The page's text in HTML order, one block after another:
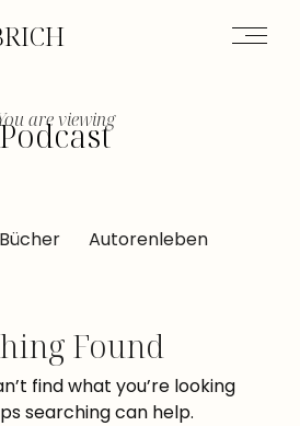
are viewing
Autorenleben
Found
find what you’re looking
searching can help.